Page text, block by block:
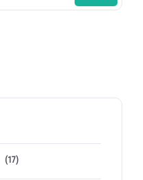
(17)